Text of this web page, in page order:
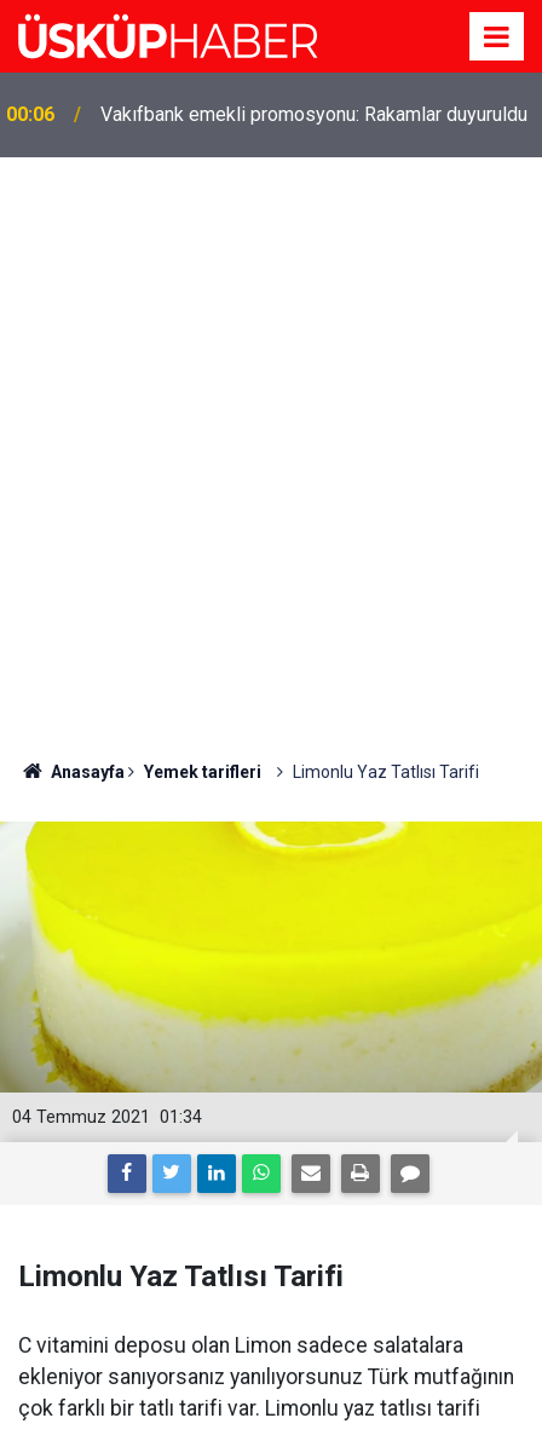
19:21
Gözde oldu! Hem köy hem mahalle hayatı iç içe!
İzmir'deki doğal semt
Anasayfa Yemek tarifleri Limonlu Yaz Tatlısı Tarifi
01:34
04 Temmuz 2021
Limonlu Yaz Tatlısı Tarifi
C vitamini deposu olan Limon sadece salatalara
ekleniyor sanıyorsanız yanılıyorsunuz Türk mutfağının
çok farklı bir tatlı tarifi var. Limonlu yaz tatlısı tarifi